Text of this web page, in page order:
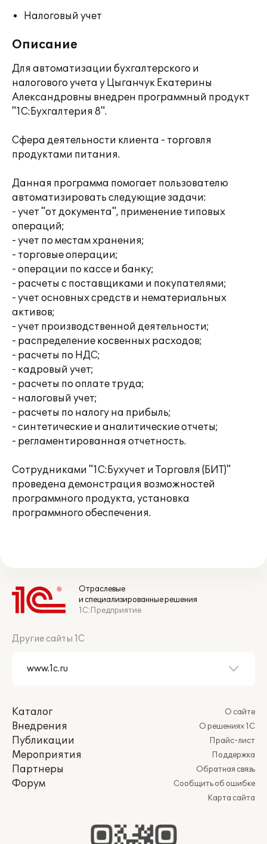
Налоговый учет
Описание
Для автоматизации бухгалтерского и
налогового учета у Цыганчук Екатерины
Александровны внедрен программный продукт
"1C:Бухгалтерия 8".
Сфера деятельности клиента - торговля
продуктами питания.
Данная программа помогает пользователю
автоматизировать следующие задачи:
- учет "от документа", применение типовых
операций;
- учет по местам хранения;
- торговые операции;
- операции по кассе и банку;
- расчеты с поставщиками и покупателями;
- учет основных средств и нематериальных
активов;
- учет производственной деятельности;
- распределение косвенных расходов;
- расчеты по НДС;
- кадровый учет;
- расчеты по оплате труда;
- налоговый учет;
- расчеты по налогу на прибыль;
- синтетические и аналитические отчеты;
- регламентированная отчетность.
Сотрудниками "1С:Бухучет и Торговля (БИТ)"
проведена демонстрация возможностей
программного продукта, установка
программного обеспечения.
Отраслевые
и специализированные решения
1С:Предприятие
Другие сайты 1С
Каталог
Внедрения
Публикации
Мероприятия
Партнеры
Форум
О сайте
О решениях 1С
Прайс-лист
Поддержка
Обратная связь
Сообщить об ошибке
Карта сайта